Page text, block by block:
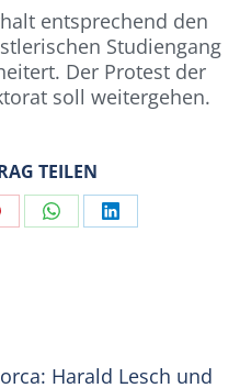
entsprechend den
Studiengang
Der Protest der
soll weitergehen.
TEILEN
Share Share
Harald Lesch und